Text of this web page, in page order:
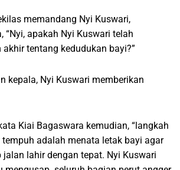
memandang Nyi Kuswari,
“Nyi, apakah Nyi Kuswari telah
tentang kedudukan bayi?”
kepala, Nyi Kuswari memberikan
Kiai Bagaswara kemudian, “langkah
adalah menata letak bayi agar
lahir dengan tepat. Nyi Kuswari